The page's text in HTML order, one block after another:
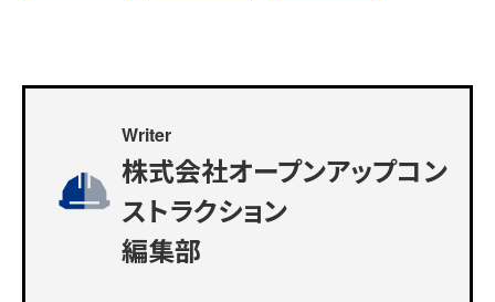
Writer
株式会社オープンアップコン
ストラクション
編集部